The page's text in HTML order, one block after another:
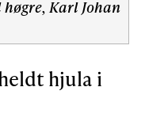
Karl Johan
hjula i